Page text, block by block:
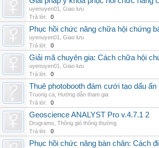
uyenuyen01
Giao lưu
Trả lời:
0
Phục hồi chức năng chữa hội chứng
uyenuyen01
Giao lưu
Trả lời:
0
Giải mã chuyên gia: Cách chữa hội
uyenuyen01
Giao lưu
Trả lời:
0
Thuê photobooth đám cưới tạo dấu ấn
Truong ca Hướng dẫn tham gia
Trả lời:
0
Geoscience ANALYST Pro v.4.7.1 2
Drograms Thông gió thông thường
Trả lời:
0
Phục hồi chức năng bàn chân: Cách